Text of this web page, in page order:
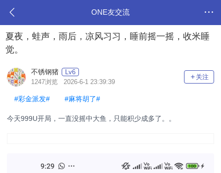
ONE友交流
夏夜，蛙声，雨后，凉风习习，睡前摇一摇，收米睡
觉。
不锈钢猪
Lv6
1247浏览 2026-6-1 23:39:39
关注
#彩金派发# #麻将胡了#
今天999U开局，一直没摇中大鱼，只能积少成多了。。